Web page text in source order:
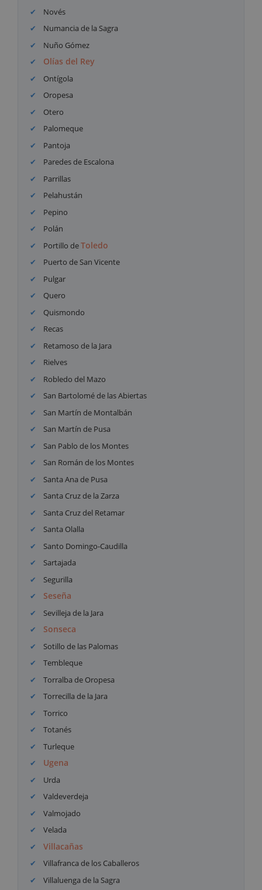
Novés
Numancia de la Sagra
Nuño Gómez
Olías del Rey
Ontígola
Oropesa
Otero
Palomeque
Pantoja
Paredes de Escalona
Parrillas
Pelahustán
Pepino
Polán
Portillo deToledo
Puerto de San Vicente
Pulgar
Quero
Quismondo
Recas
Retamoso de la Jara
Rielves
Robledo del Mazo
San Bartolomé de las Abiertas
San Martín de Montalbán
San Martín de Pusa
San Pablo de los Montes
San Román de los Montes
Santa Ana de Pusa
Santa Cruz de la Zarza
Santa Cruz del Retamar
Santa Olalla
Santo Domingo-Caudilla
Sartajada
Segurilla
Seseña
Sevilleja de la Jara
Sonseca
Sotillo de las Palomas
Tembleque
Torralba de Oropesa
Torrecilla de la Jara
Torrico
Totanés
Turleque
Ugena
Urda
Valdeverdeja
Valmojado
Velada
Villacañas
Villafranca de los Caballeros
Villaluenga de la Sagra